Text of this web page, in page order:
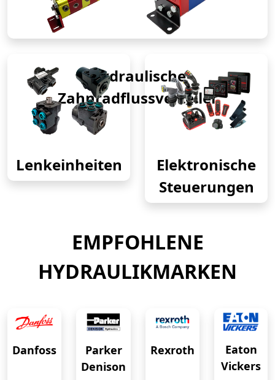
Hydraulische
Zahnradflussverteiler
Lenkeinheiten
Elektronische
Steuerungen
EMPFOHLENE
HYDRAULIKMARKEN
Danfoss
Parker
Denison
Rexroth
Eaton
Vickers